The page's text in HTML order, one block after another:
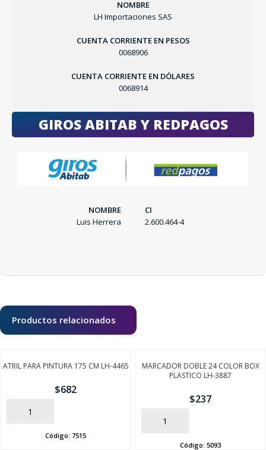
NOMBRE
LH Importaciones SAS
CUENTA CORRIENTE EN PESOS
0068906
CUENTA CORRIENTE EN DÓLARES
0068914
GIROS ABITAB Y REDPAGOS
NOMBRE
Luis Herrera
CI
2.600.464-4
Productos relacionados
ATRIL PARA PINTURA 175 CM LH-4465
$682
AÑADIR
Código: 7515
MARCADOR DOBLE 24 COLOR BOX
PLASTICO LH-3887
$237
AÑADIR
Código: 5093
SEGUÍ COMPRANDO